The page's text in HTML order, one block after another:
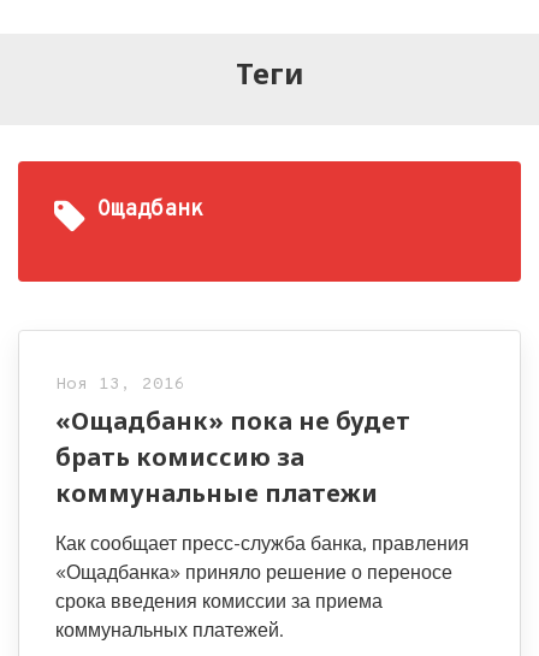
Теги
Ощадбанк
Ноя 13, 2016
«Ощадбанк» пока не будет
брать комиссию за
коммунальные платежи
Как сообщает пресс-служба банка, правления
«Ощадбанка» приняло решение о переносе
срока введения комиссии за приема
коммунальных платежей.